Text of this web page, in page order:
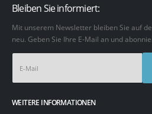
Bleiben Sie informiert:
Mit unserem Newsletter bleiben Sie auf
neu. Geben Sie Ihre E-Mail an und
WEITERE INFORMATIONEN